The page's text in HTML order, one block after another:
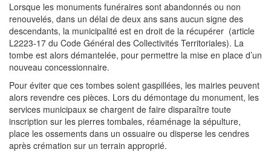
Lorsque les monuments funéraires sont abandonnés ou non
renouvelés, dans un délai de deux ans sans aucun signe des
descendants, la municipalité est en droit de la récupérer (article
L2223-17 du Code Général des Collectivités Territoriales). La
tombe est alors démantelée, pour permettre la mise en place d’un
nouveau concessionnaire.
Pour éviter que ces tombes soient gaspillées, les mairies peuvent
alors revendre ces pièces. Lors du démontage du monument, les
services municipaux se chargent de faire disparaître toute
inscription sur les pierres tombales, réaménage la sépulture,
place les ossements dans un ossuaire ou disperse les cendres
après crémation sur un terrain approprié.